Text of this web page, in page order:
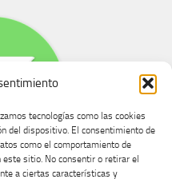
tecnologías como las cookies
del dispositivo. El consentimiento de
como el comportamiento de
sitio. No consentir o retirar el
a ciertas características y